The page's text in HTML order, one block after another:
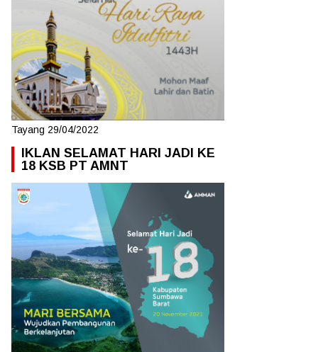
Tayang 29/04/2022
IKLAN SELAMAT HARI JADI KE
18 KSB PT AMNT